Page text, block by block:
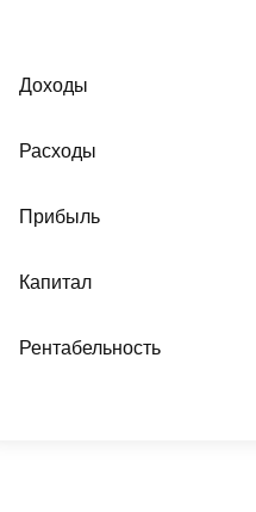
Доходы
Расходы
Прибыль
Капитал
Рентабельность